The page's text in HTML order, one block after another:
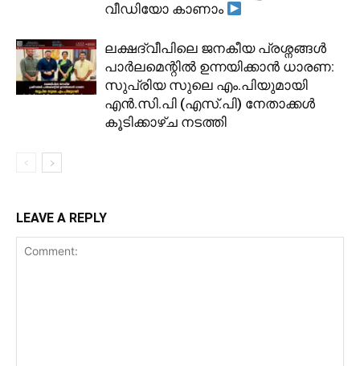
വീഡിയോ കാണാം
ലക്ഷദ്വീപിലെ ജനകീയ പ്രശ്നങ്ങൾ
പാർലമെന്റിൽ ഉന്നയിക്കാൻ ധാരണ:
സുപ്രിയ സുലെ എം.പിയുമായി
എൻ.സി.പി (എസ്.പി) നേതാക്കൾ
കൂടിക്കാഴ്ച നടത്തി
LEAVE A REPLY